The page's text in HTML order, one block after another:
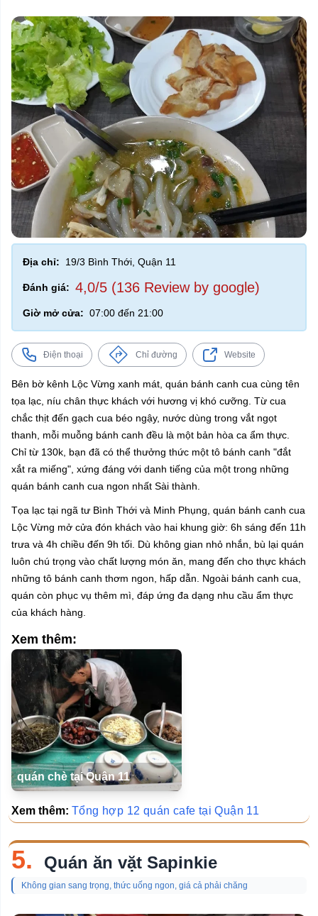
Địa chỉ: 19/3 Bình Thới, Quận 11
Đánh giá: 4,0/5 (136 Review by google)
Giờ mở cửa: 07:00 đến 21:00
Điện thoại Chỉ đường Website
Bên bờ kênh Lộc Vừng xanh mát, quán bánh canh cua cùng tên
tọa lạc, níu chân thực khách với hương vị khó cưỡng. Từ cua
chắc thịt đến gạch cua béo ngậy, nước dùng trong vắt ngọt
thanh, mỗi muỗng bánh canh đều là một bản hòa ca ẩm thực.
Chỉ từ 130k, bạn đã có thể thưởng thức một tô bánh canh "đắt
xắt ra miếng", xứng đáng với danh tiếng của một trong những
quán bánh canh cua ngon nhất Sài thành.
Tọa lạc tại ngã tư Bình Thới và Minh Phụng, quán bánh canh cua
Lộc Vừng mở cửa đón khách vào hai khung giờ: 6h sáng đến 11h
trưa và 4h chiều đến 9h tối. Dù không gian nhỏ nhắn, bù lại quán
luôn chú trọng vào chất lượng món ăn, mang đến cho thực khách
những tô bánh canh thơm ngon, hấp dẫn. Ngoài bánh canh cua,
quán còn phục vụ thêm mì, đáp ứng đa dạng nhu cầu ẩm thực
của khách hàng.
Xem thêm:
quán chè tại Quận 11
Xem thêm: Tổng hợp 12 quán cafe tại Quận 11
5. Quán ăn vặt Sapinkie
Không gian sang trọng, thức uống ngon, giá cả phải chăng